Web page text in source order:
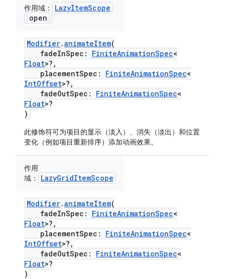
作用域：
LazyItemScope
open
Modifier.animateItem(
fadeInSpec: FiniteAnimationSpec<
Float>?,
placementSpec: FiniteAnimationSpec<
IntOffset>?,
fadeOutSpec: FiniteAnimationSpec<
Float>?
)
此修饰符可为项目的显示（淡入）、消失（淡出）和位置
变化（例如项目重新排序）添加动画效果。
作用
域：
LazyGridItemScope
Modifier.animateItem(
fadeInSpec: FiniteAnimationSpec<
Float>?,
placementSpec: FiniteAnimationSpec<
IntOffset>?,
fadeOutSpec: FiniteAnimationSpec<
Float>?
)